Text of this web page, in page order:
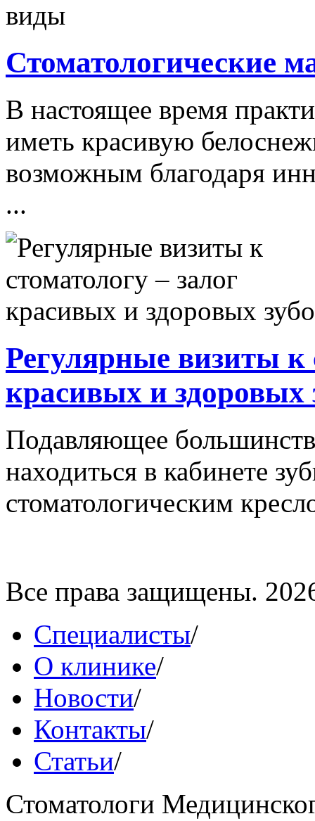
Стоматологические
В настоящее время
иметь красивую
возможным благодаря
...
Регулярные визиты к
красивых и здоровых
Подавляющее
находиться в кабинете
стоматологическим
Все права защищены.
Специалисты/
О клинике/
Новости/
Контакты/
Статьи/
Стоматологи